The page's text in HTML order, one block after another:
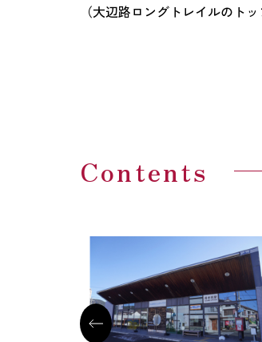
（大辺路ロングトレイルのト
Contents